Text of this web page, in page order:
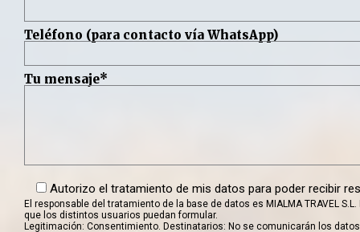
Teléfono (para contacto vía WhatsApp)
Tu mensaje*
Autorizo el tratamiento de mis datos para poder recibir
El responsable del tratamiento de la base de datos es MIALMA TRAVEL
que los distintos usuarios puedan formular.
Legitimación: Consentimiento. Destinatarios: No se comunicarán los